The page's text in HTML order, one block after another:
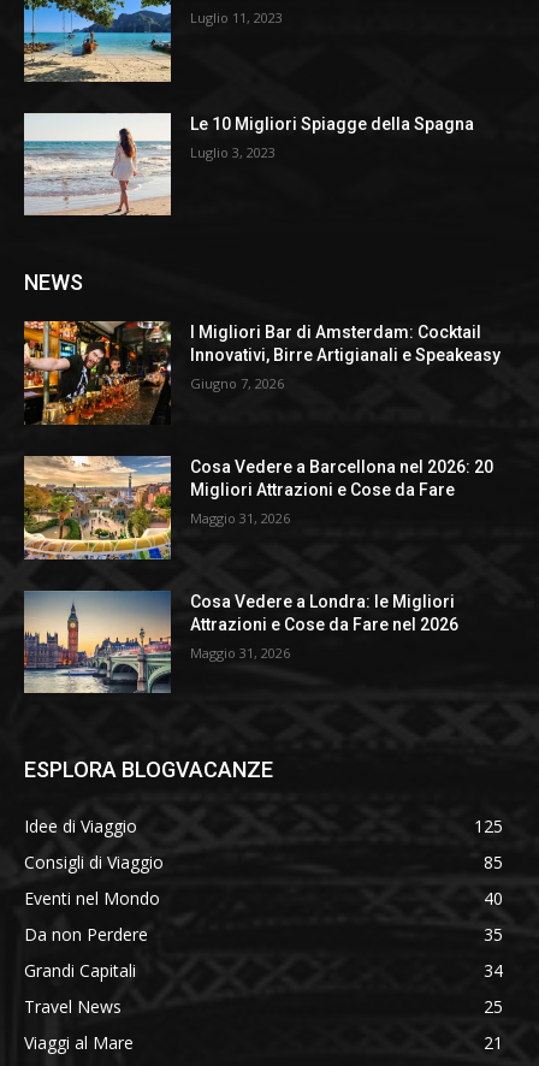
Luglio 11, 2023
Le 10 Migliori Spiagge della Spagna
Luglio 3, 2023
NEWS
I Migliori Bar di Amsterdam: Cocktail
Innovativi, Birre Artigianali e Speakeasy
Giugno 7, 2026
Cosa Vedere a Barcellona nel 2026: 20
Migliori Attrazioni e Cose da Fare
Maggio 31, 2026
Cosa Vedere a Londra: le Migliori
Attrazioni e Cose da Fare nel 2026
Maggio 31, 2026
ESPLORA BLOGVACANZE
Idee di Viaggio
125
Consigli di Viaggio
85
Eventi nel Mondo
40
Da non Perdere
35
Grandi Capitali
34
Travel News
25
Viaggi al Mare
21